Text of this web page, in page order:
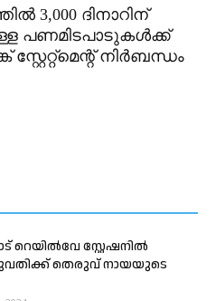
3,000 ദിനാറിന്
പണമിടപാടുകൾക്ക്
സ്റ്റേറ്റ്മെന്റ് നിർബന്ധം
റെയിൽവേ സ്റ്റേഷനിൽ
തെരുവ് നായയുടെ